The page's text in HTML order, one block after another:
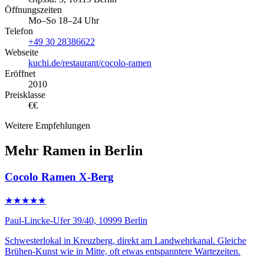
Öffnungszeiten
Mo–So 18–24 Uhr
Telefon
+49 30 28386622
Webseite
kuchi.de/restaurant/cocolo-ramen
Eröffnet
2010
Preisklasse
€€
Weitere Empfehlungen
Mehr Ramen in Berlin
Cocolo Ramen X-Berg
★★★★★
Paul-Lincke-Ufer 39/40, 10999 Berlin
Schwesterlokal in Kreuzberg, direkt am Landwehrkanal. Gleiche
Brühen-Kunst wie in Mitte, oft etwas entspanntere Wartezeiten.